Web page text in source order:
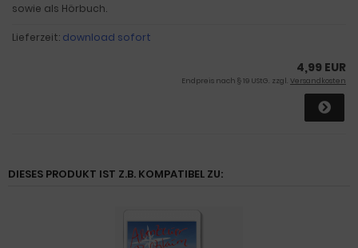
sowie als Hörbuch.
Lieferzeit: download sofort
4,99 EUR
Endpreis nach § 19 UStG. zzgl. Versandkosten
DIESES PRODUKT IST Z.B. KOMPATIBEL ZU: